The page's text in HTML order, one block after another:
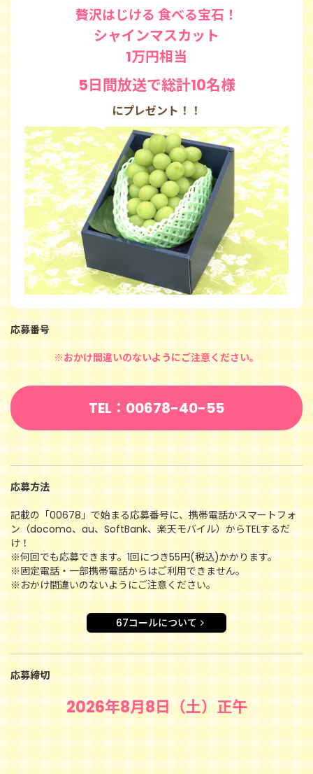
贅沢はじける 食べる宝石！
シャインマスカット
1万円相当
5日間放送で総計10名様
にプレゼント！！
応募番号
※おかけ間違いのないようにご注意ください。
TEL：00678-40-55
応募方法
記載の「00678」で始まる応募番号に、携帯電話かスマートフォ
ン（docomo、au、SoftBank、楽天モバイル）からTELするだ
け！
※何回でも応募できます。1回につき55円(税込)かかります。
※固定電話・一部携帯電話からはご利用できません。
※おかけ間違いのないようにご注意ください。
67コールについて
応募締切
2026年8月8日（土）正午